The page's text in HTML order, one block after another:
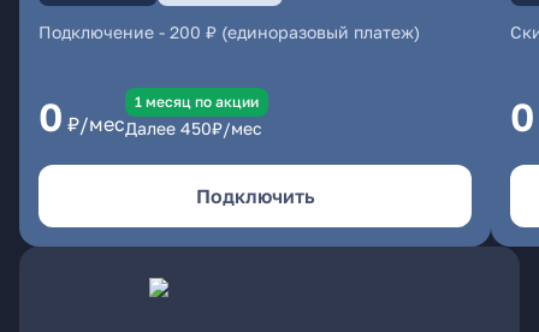
Подключение - 200 ₽ (единоразовый платеж)
0 ₽/мес
1 месяц по акции
Далее 450₽/мес
Подключить
0